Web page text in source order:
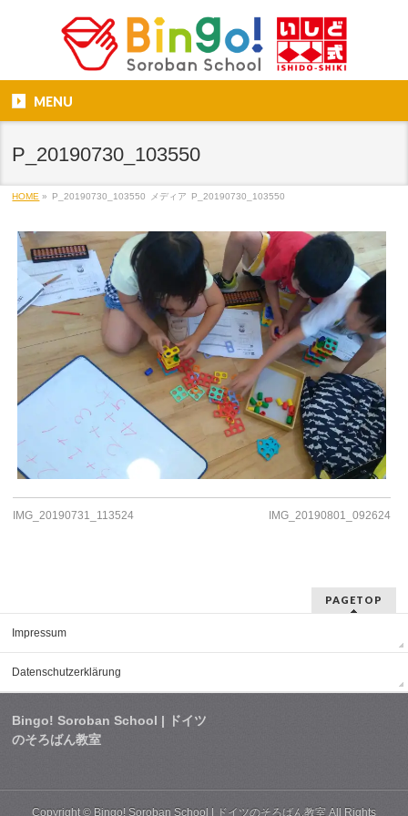
MENU
P_20190730_103550
HOME » P_20190730_103550 メディア P_20190730_103550
IMG_20190731_113524 IMG_20190801_092624
PAGETOP
Impressum
Datenschutzerklärung
Bingo! Soroban School | ドイツ
のそろばん教室
Copyright © Bingo! Soroban School | ドイツのそろばん教室All Rights